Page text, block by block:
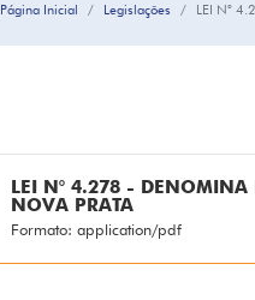
Página Inicial Legislações LEI N°
LEI N° 4.278 - DENOMINA
NOVA PRATA
Formato: application/pdf